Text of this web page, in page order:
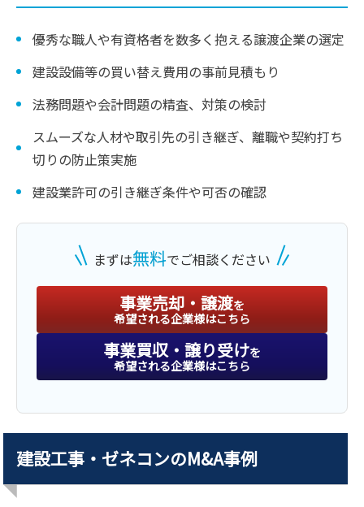
優秀な職人や有資格者を数多く抱える譲渡企業の選定
建設設備等の買い替え費用の事前見積もり
法務問題や会計問題の精査、対策の検討
スムーズな人材や取引先の引き継ぎ、離職や契約打ち
切りの防止策実施
建設業許可の引き継ぎ条件や可否の確認
まずは無料でご相談ください
事業売却・譲渡を
希望される企業様はこちら
事業買収・譲り受けを
希望される企業様はこちら
建設工事・ゼネコンのM&A事例